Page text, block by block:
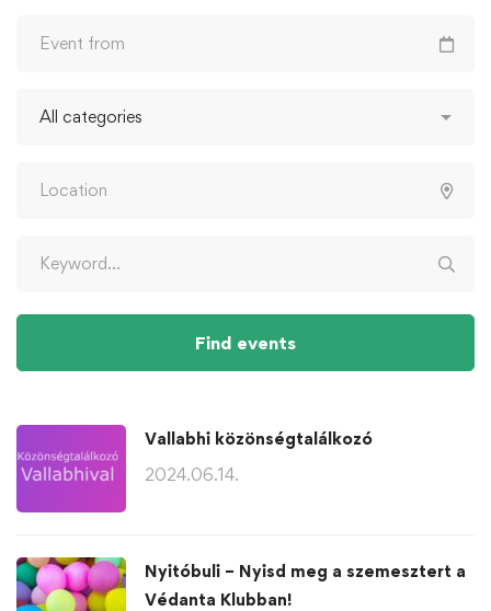
Find events
Vallabhi közönségtalálkozó
2024.06.14.
Nyitóbuli – Nyisd meg a szemesztert a
Védanta Klubban!